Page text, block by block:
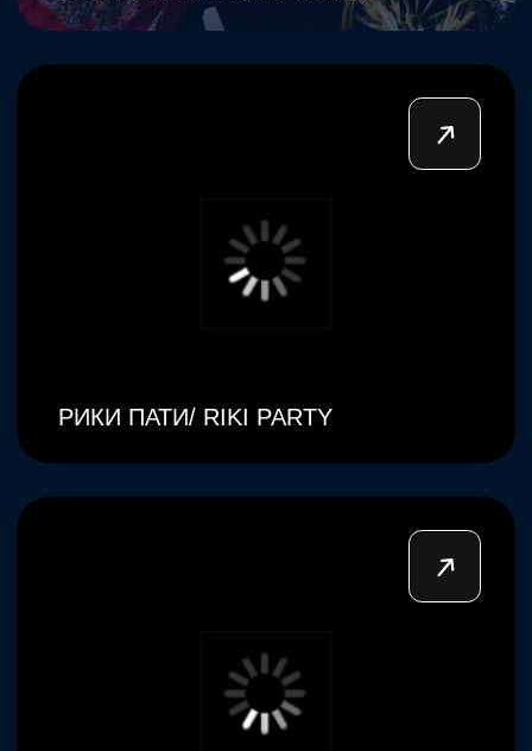
Политика конфиденциальности
Пользовательское соглашение
ООО Продюсерский центр «Антреприза»,
ОГРН 1127847416883, ИНН 7841468520